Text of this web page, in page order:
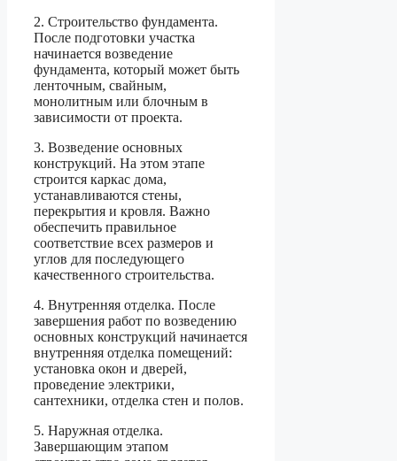
2. Строительство фундамента.
После подготовки участка
начинается возведение
фундамента, который может быть
ленточным, свайным,
монолитным или блочным в
зависимости от проекта.
3. Возведение основных
конструкций. На этом этапе
строится каркас дома,
устанавливаются стены,
перекрытия и кровля. Важно
обеспечить правильное
соответствие всех размеров и
углов для последующего
качественного строительства.
4. Внутренняя отделка. После
завершения работ по возведению
основных конструкций начинается
внутренняя отделка помещений:
установка окон и дверей,
проведение электрики,
сантехники, отделка стен и полов.
5. Наружная отделка.
Завершающим этапом